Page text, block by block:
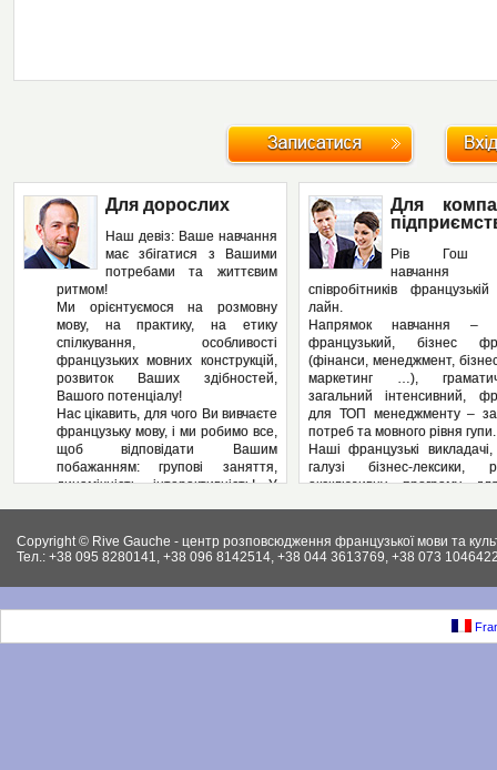
Для дорослих
Наш девіз: Ваше навчання
має збігатися з Вашими
потребами та життєвим
ритмом!
Ми орієнтуємося на розмовну
мову, на практику, на етику
спілкування, особливості
французьких мовних конструкцій,
розвиток Ваших здібностей,
Вашого потенціалу!
Нас цікавить, для чого Ви вивчаєте
французьку мову, і ми робимо все,
щоб відповідати Вашим
побажанням: групові заняття,
динамічність, інтерактивність! У
педагогічного процесу! І як
результат – вільне володіння
працюємо на результат, а не на
кількість пройдених сторінок у
Крім того, Рів Гош пропонує
Для
Рів Гош
навчання
співробітників
лайн.
Напрямок навчання –
французький, бізнес
(фінанси, менеджмент,
маркетинг …),
загальний інтенсивний,
для ТОП менеджменту –
потреб та мовного рівня гупи.
Наші французькі
галузі бізнес-лексики,
ексклюзивну програму
Вашому підприємстві:
контрактів, укладання
документації, ведення
конференцій, маркетинг,
як і елементи права
господарське та інших.).
Copyright © Rive Gauche - центр розповсюдження французької мови та
Тел.: +38 095 8280141, +38 096 8142514, +38 044 3613769, +38 073